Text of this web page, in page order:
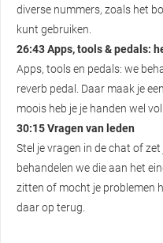
diverse nummers, zoals het
kunt gebruiken.
26:43 Apps, tools & pedals:
Apps, tools en pedals: we
reverb pedal. Daar maak je
moois heb je je handen wel
30:15 Vragen van leden
Stel je vragen in de chat of
behandelen we die aan het
zitten of mocht je problemen
daar op terug.